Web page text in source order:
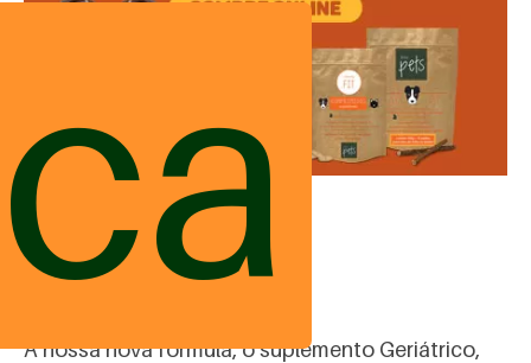
Novidade em breve!
A nossa nova fórmula, o suplemento Geriátrico,